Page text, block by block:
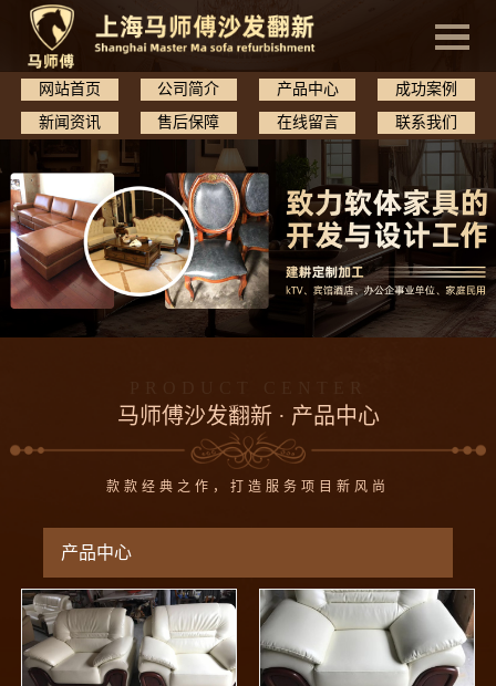
网站首页 公司简介 产品中心
成功案例
新闻资讯
售后保障 在线留言 联系我们
马师傅沙发翻新 · 产品中心
款款经典之作，打造服务项目新风尚
产品中心